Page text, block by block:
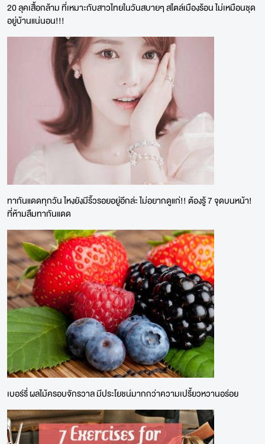
20 ลุคเสื้อกล้าม ที่เหมาะกับสาวไทยในวันสบายๆ สไตล์เมืองร้อน ไม่เหมือนชุด
อยู่บ้านแน่นอน!!!
ทากันแดดทุกวัน ไหงยังมีริ้วรอยอยู่อีกล่ะ ไม่อยากดูแก่!! ต้องรู้ 7 จุดบนหน้า!
ที่ห้ามลืมทากันแดด
เบอร์รี่ ผลไม้ครอบจักรวาล มีประโยชน์มากกว่าความเปรี้ยวหวานอร่อย